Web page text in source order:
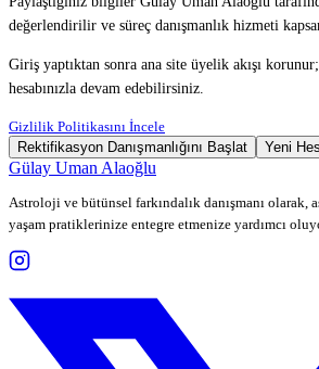
değerlendirilir ve süreç danışmanlık hizmeti
Giriş yaptıktan sonra ana site üyelik akışı
hesabınızla devam edebilirsiniz.
Gizlilik Politikasını İncele
Rektifikasyon Danışmanlığını Başlat
Yeni
Gülay Uman Alaoğlu
Astroloji ve bütünsel farkındalık danışmanı
yaşam pratiklerinize entegre etmenize yardımcı